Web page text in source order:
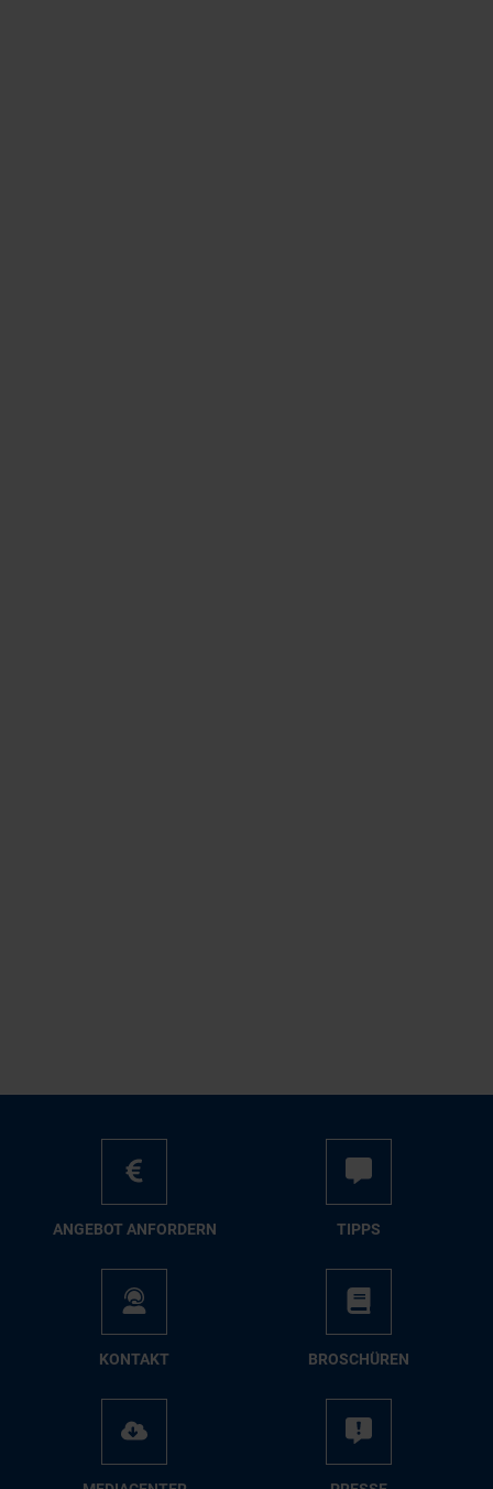
AN­GE­BOT AN­FOR­DERN TIPPS
KON­TAKT BRO­SCHÜ­REN